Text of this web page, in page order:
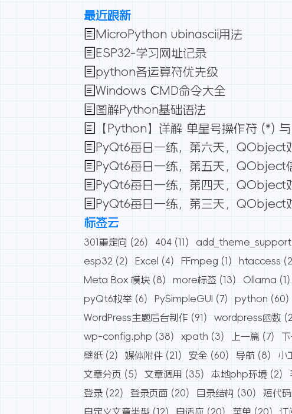
最近跟新
MicroPython ubinascii用法
ESP32-学习网址记录
python各运算符优先级
Windows CMD命令大全
图解Python基础语法
【Python】详解 单星号操作符 (*)
PyQt6每日一练，第六天，QObject
PyQt6每日一练，第五天，QObject
PyQt6每日一练，第四天，QObject
PyQt6每日一练，第三天，QObject
标签云
301重定向 (26) 404 (11) add_theme_support
esp32 (2) Excel (4) FFmpeg (1) htaccess
Meta Box 模块 (8) more标签 (13) Ollama (1)
pyQt6枚举 (6) PySimpleGUI (7) python (60)
WordPress主题后台制作 (91) wordpress函数
wp-config.php (38) xpath (3) 上一篇 (7)
壁纸 (2) 媒体附件 (21) 安全 (60) 导航 (8) 小
文章分页 (5) 文章调用 (35) 本地php环境 (2)
登录 (22) 登录页面 (20) 目录结构 (30) 短代码
自定义文章类型 (12) 自适应 (20) 菜单 (20) 订